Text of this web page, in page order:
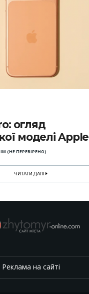
огляд
моделі Apple
(НЕ ПЕРЕВІРЕНО)
ЧИТАТИ ДАЛІ
Реклама на сайті